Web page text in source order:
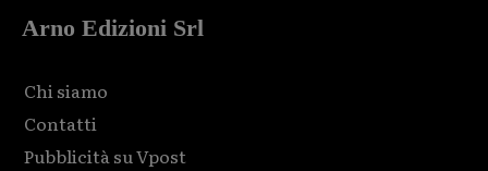
Arno Edizioni Srl
Chi siamo
Contatti
Pubblicità su Vpost